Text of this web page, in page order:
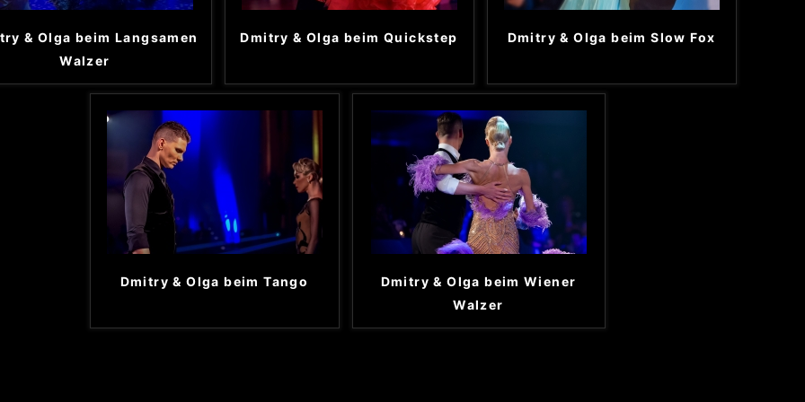
& Olga beim Langsamen
Walzer
Dmitry & Olga beim Quickstep Dmitry & Olga beim Slow Fox
Dmitry & Olga beim Tango
Dmitry & Olga beim Wiener
Walzer